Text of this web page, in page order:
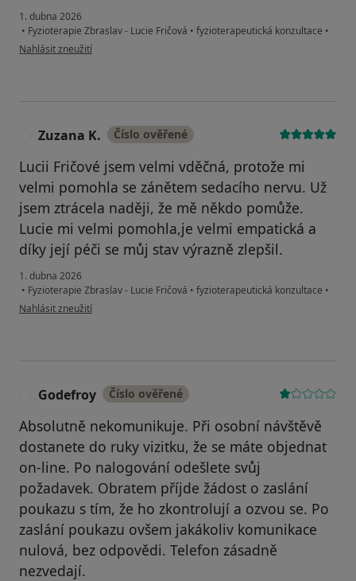
1. dubna 2026
• Fyzioterapie Zbraslav - Lucie Fričová • fyzioterapeutická konzultace •
podle názoru uživatele BF
Nahlásit zneužití
Zuzana K. Číslo ověřené
Lucii Fričové jsem velmi vděčná, protože mi
velmi pomohla se zánětem sedacího nervu. Už
jsem ztrácela naději, že mě někdo pomůže.
Lucie mi velmi pomohla,je velmi empatická a
díky její péči se můj stav výrazně zlepšil.
1. dubna 2026
• Fyzioterapie Zbraslav - Lucie Fričová • fyzioterapeutická konzultace •
podle názoru uživatele Zuzana K.
Nahlásit zneužití
Godefroy Číslo ověřené
Absolutně nekomunikuje. Při osobní návštěvě
dostanete do ruky vizitku, že se máte objednat
on-line. Po nalogování odešlete svůj
požadavek. Obratem příjde žádost o zaslání
poukazu s tím, že ho zkontrolují a ozvou se. Po
zaslání poukazu ovšem jakákoliv komunikace
nulová, bez odpovědi. Telefon zásadně
nezvedají.